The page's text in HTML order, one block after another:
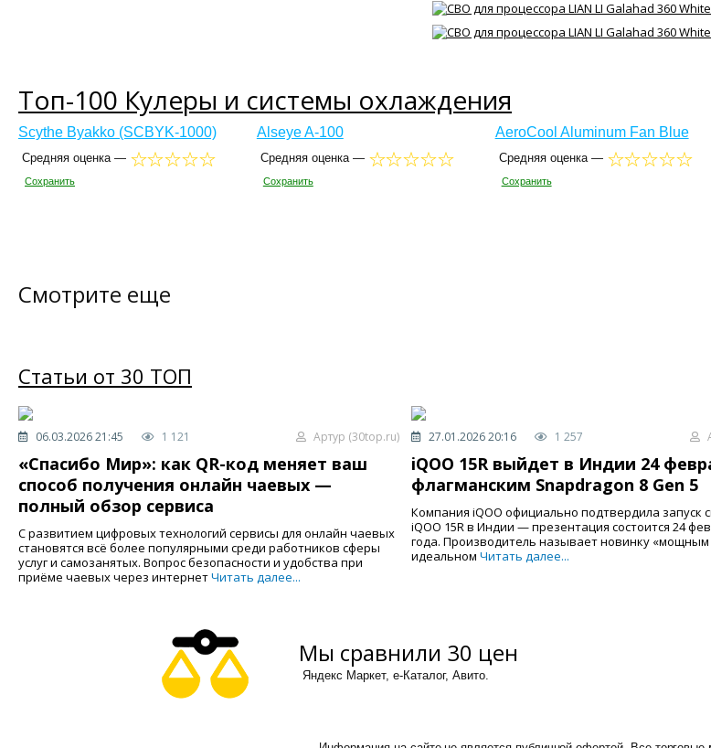
Топ-100 Кулеры и системы охлаждения
Scythe Byakko (SCBYK-1000)
Средняя оценка —
Сохранить
Alseye A-100
Средняя оценка —
Сохранить
AeroCool Aluminum Fan Blue
Средняя оценка —
Сохранить
Смотрите еще
Статьи от 30 ТОП
06.03.2026 21:45 1 121 Артур (30top.ru)
«Спасибо Мир»: как QR-код меняет ваш
способ получения онлайн чаевых —
полный обзор сервиса
С развитием цифровых технологий сервисы для онлайн чаевых
становятся всё более популярными среди работников сферы
услуг и самозанятых. Вопрос безопасности и удобства при
приёме чаевых через интернетЧитать далее...
27.01.2026 20:16 1 257
iQOO 15R выйдет в Индии 24
флагманским Snapdragon 8 Gen 5
Компания iQOO официально подтвердила запуск
iQOO 15R в Индии — презентация состоится 24
года. Производитель называет новинку
идеальномЧитать далее...
Мы сравнили 30 цен
Яндекс Маркет, е-Каталог, Авито.